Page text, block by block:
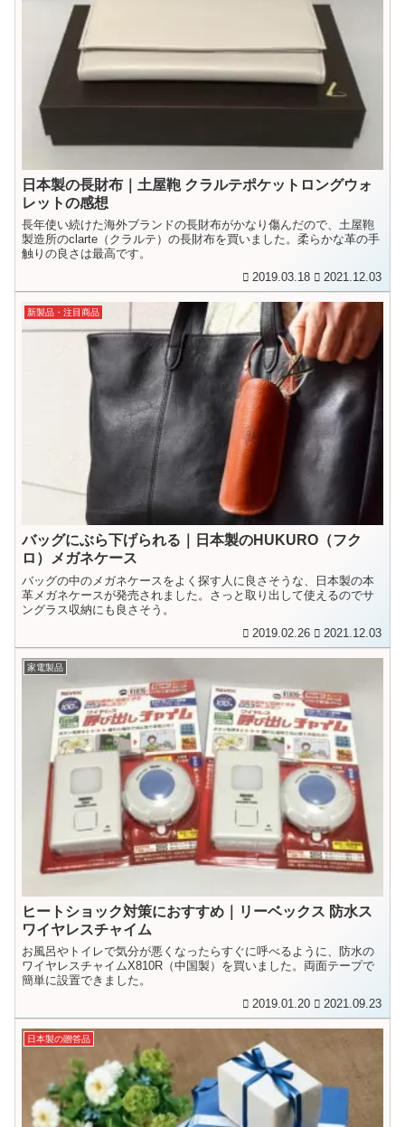
日本製の長財布｜土屋鞄 クラルテポケットロングウォ
レットの感想
長年使い続けた海外ブランドの長財布がかなり傷んだので、土屋鞄
製造所のclarte（クラルテ）の長財布を買いました。柔らかな革の手
触りの良さは最高です。
2019.03.18 2021.12.03
新製品・注目商品
バッグにぶら下げられる｜日本製のHUKURO（フク
ロ）メガネケース
バッグの中のメガネケースをよく探す人に良さそうな、日本製の本
革メガネケースが発売されました。さっと取り出して使えるのでサ
ングラス収納にも良さそう。
2019.02.26 2021.12.03
家電製品
ヒートショック対策におすすめ｜リーベックス 防水ス
ワイヤレスチャイム
お風呂やトイレで気分が悪くなったらすぐに呼べるように、防水の
ワイヤレスチャイムX810R（中国製）を買いました。両面テープで
簡単に設置できました。
2019.01.20 2021.09.23
日本製の贈答品